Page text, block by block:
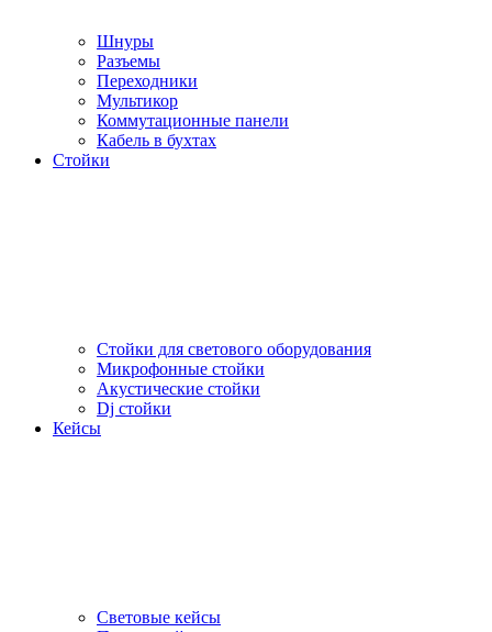
Шнуры
Разъемы
Переходники
Мультикор
Коммутационные панели
Кабель в бухтах
Стойки
Стойки для светового оборудования
Микрофонные стойки
Акустические стойки
Dj стойки
Кейсы
Световые кейсы